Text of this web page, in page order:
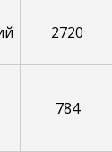
2720
784